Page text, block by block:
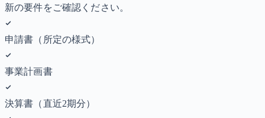
新の要件をご確認ください。
申請書（所定の様式）
事業計画書
決算書（直近2期分）